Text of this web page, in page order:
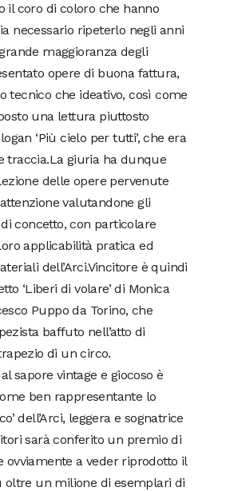
il coro di coloro che hanno
necessario ripeterlo negli anni
maggioranza degli
opere di buona fattura,
tecnico che ideativo, così come
una lettura piuttosto
‘Più cielo per tutti’, che era
traccia.La giuria ha dunque
delle opere pervenute
valutandone gli
concetto, con particolare
applicabilità pratica ed
dell’Arci.Vincitore è quindi
‘Liberi di volare’ di Monica
Puppo da Torino, che
baffuto nell’atto di
di un circo.
sapore vintage e giocoso è
ben rappresentante lo
dell’Arci, leggera e sognatrice
sarà conferito un premio di
ovviamente a veder riprodotto il
oltre un milione di esemplari di